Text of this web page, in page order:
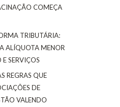
COMEÇA
TRIBUTÁRIA:
ALÍQUOTA MENOR
SERVIÇOS
REGRAS QUE
DE
VALENDO